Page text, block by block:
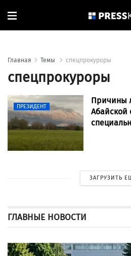
Главная Темы спецпрокуроры
спецпрокуроры
ПРЕЗИДЕНТ
Причины
Абайской
ЗАГРУЗИТЬ
ГЛАВНЫЕ НОВОСТИ